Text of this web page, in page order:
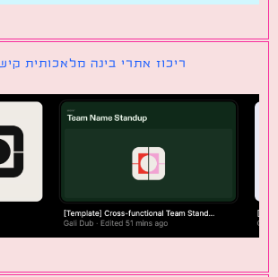
ריכוז אתרי בינה מלאכותית קישורים